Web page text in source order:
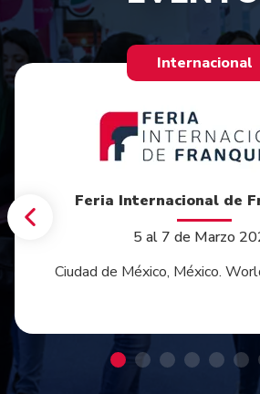
Internacional
Feria Internacional de
5 al 7 de Marzo
Ciudad de México, México.